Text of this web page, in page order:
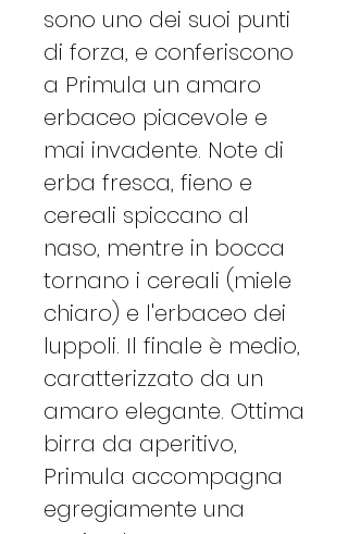
sono uno dei suoi punti
di forza, e conferiscono
a Primula un amaro
erbaceo piacevole e
mai invadente. Note di
erba fresca, fieno e
cereali spiccano al
naso, mentre in bocca
tornano i cereali (miele
chiaro) e l'erbaceo dei
luppoli. Il finale è medio,
caratterizzato da un
amaro elegante. Ottima
birra da aperitivo,
Primula accompagna
egregiamente una